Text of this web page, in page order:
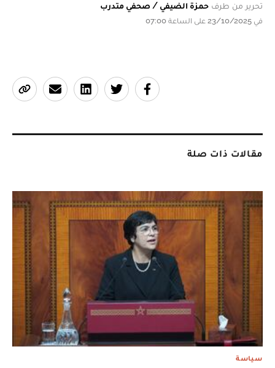
تحرير من طرف حمزة الضيفي / صحفي متدرب
في 23/10/2025 على الساعة 07:00
مقالات ذات صلة
سياسة